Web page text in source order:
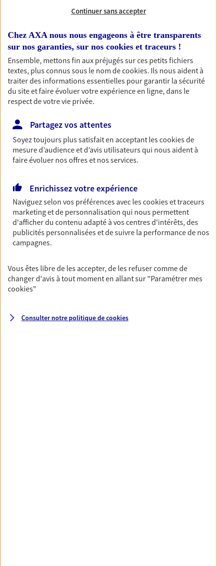
Nos offres phares
Épargne
Réalisez vos projets grâce à votre épargne : achat
immobilier, études des enfants ou voyage autour
simplement, selon votre profil.
Découvrir les offres Épargne
Préparez sereinement ce nouveau chapitre de
votre vie avec les conseils d'un expert. Découvrez
notre solution PER (Plan Epargne Retraite)
spécialement conçue pour la retraite.
Découvrir l'offre Retraite
Prévoyance
Pour un avenir serein, assurez-vous avec notre
contrat prévoyance. Préservez vos proches en cas
garanties incapacité temporaire totale de travail,
invalidité ou de décès.
Continuer sans accepter
Chez AXA nous nous engageons à être transparents
sur nos garanties, sur nos cookies et traceurs !
Ensemble, mettons fin aux préjugés sur ces petits fichiers
textes, plus connus sous le nom decookies. Ils nous aident à
traiter des informations essentielles pour garantir la sécurité
du site et faire évoluer votre expérience en ligne, dans le
respect de votre vie privée.
Partagez vos attentes
Soyez toujours plus satisfait en acceptant lescookiesde
mesure d’audience et d’avis utilisateurs qui nous aident à
faire évoluer nos offres et nos services.
Enrichissez votre expérience
Naviguez selon vos préférences avec lescookies et traceurs
marketing et de personnalisation qui nous permettent
d'afficher du contenu adapté à vos centres d'intérêts, des
publicités personnalisées et de suivre la performance de nos
campagnes.
Vous êtes libre de les accepter, de les refuser comme de
changer d'avis à tout moment en allant sur "Paramétrer mes
cookies"
Consulter notre politique decookies